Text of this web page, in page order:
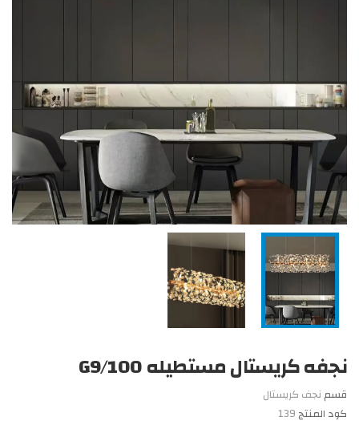
نجفه كريستال مستطيله G9/100
قسم نجف كريستال
كود المنتج 139